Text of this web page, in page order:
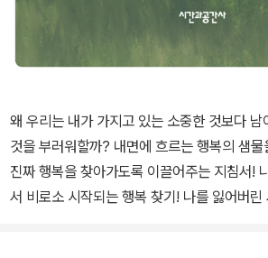
왜 우리는 내가 가지고 있는 소중한 것보다 남이 가지고 있는 하찮은
것을 부러워할까? 내면에 흐르는 행복의 샘물을 길어 올리는 여정!
진짜 행복을 찾아가도록 이끌어주는 지침서!
서 비로소 시작되는 행복 찾기! 나를 잃어버린 사람들에게 행복을 찾